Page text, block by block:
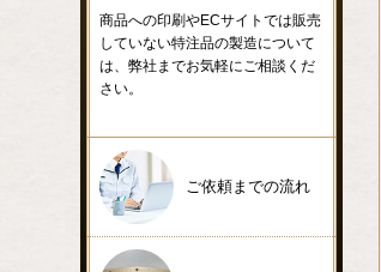
商品への印刷やECサイトでは販売
していない特注品の製造について
は、弊社までお気軽にご相談くだ
さい。
ご依頼までの流れ